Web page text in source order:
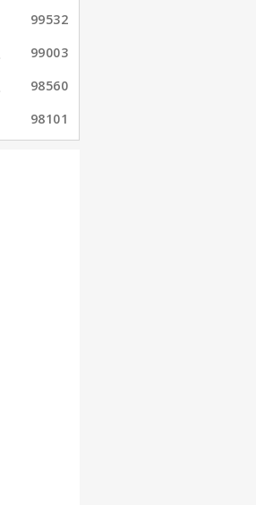
99532
99003
98560
98101